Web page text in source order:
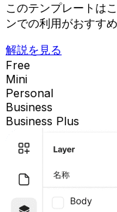
このテンプレートは
ンでの利用がおすす
解説を見る
Free
Mini
Personal
Business
Business Plus